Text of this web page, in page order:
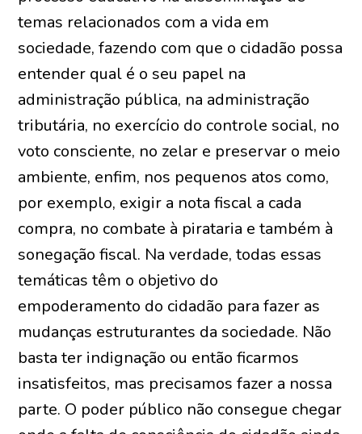
temas relacionados com a vida em
sociedade, fazendo com que o cidadão possa
entender qual é o seu papel na
administração pública, na administração
tributária, no exercício do controle social, no
voto consciente, no zelar e preservar o meio
ambiente, enfim, nos pequenos atos como,
por exemplo, exigir a nota fiscal a cada
compra, no combate à pirataria e também à
sonegação fiscal. Na verdade, todas essas
temáticas têm o objetivo do
empoderamento do cidadão para fazer as
mudanças estruturantes da sociedade. Não
basta ter indignação ou então ficarmos
insatisfeitos, mas precisamos fazer a nossa
parte. O poder público não consegue chegar